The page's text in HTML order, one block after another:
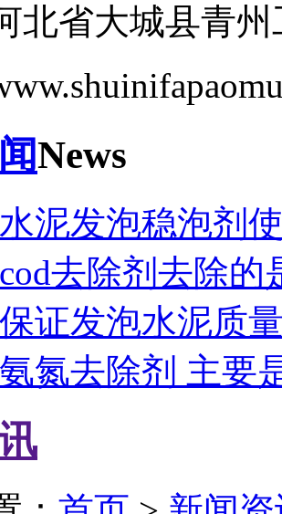
北省大城县青州
News
水泥发泡稳泡剂
cod去除剂去除的
保证发泡水泥质
氨氮去除剂 主要